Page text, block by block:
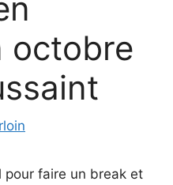
octobre
pour faire un break et